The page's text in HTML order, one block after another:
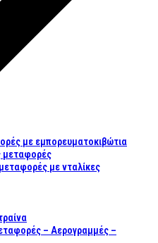
με εμπορευματοκιβώτια
μεταφορές
με νταλίκες
– Αερογραμμές –